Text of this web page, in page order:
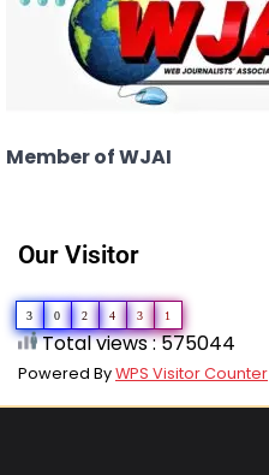
Member of WJAI
Our Visitor
3 0 2 4 3 1
Total views : 575044
Powered ByWPS Visitor Counter